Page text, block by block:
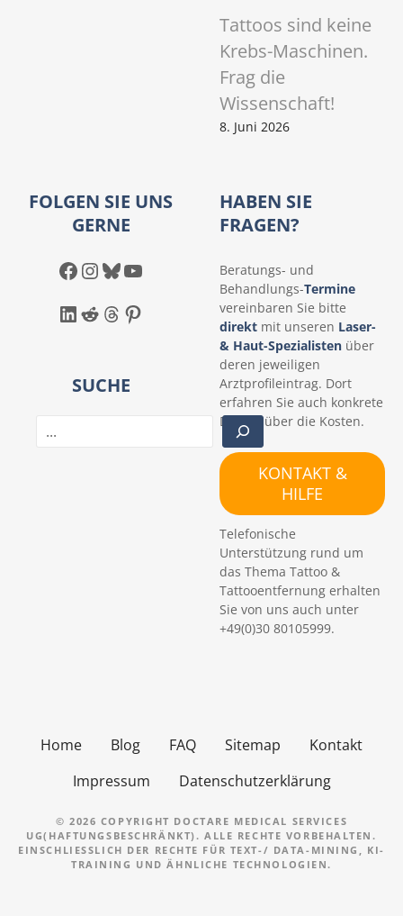
Tattoos sind keine
Krebs-Maschinen.
Frag die
Wissenschaft!
8. Juni 2026
FOLGEN SIE UNS
GERNE
Facebook InstagramBluesky YouTube
LinkedIn Reddit Threads Pinterest
SUCHE
HABEN SIE
FRAGEN?
Beratungs- und
Behandlungs-Termine
vereinbaren Sie bitte
direkt mit unseren Laser-
& Haut-Spezialisten über
deren jeweiligen
Arztprofileintrag. Dort
erfahren Sie auch konkrete
Details über die Kosten.
KONTAKT &
HILFE
Telefonische
Unterstützung rund um
das Thema Tattoo &
Tattooentfernung erhalten
Sie von uns auch unter
+49(0)30 80105999.
Home Blog FAQ Sitemap
Kontakt
Impressum
Datenschutzerklärung
© 2026 COPYRIGHT DOCTARE MEDICAL SERVICES
UG(HAFTUNGSBESCHRÄNKT). ALLE RECHTE VORBEHALTEN.
EINSCHLIESSLICH DER RECHTE FÜR TEXT-/ DATA-MINING, KI-T
RAINING UND ÄHNLICHE TECHNOLOGIEN.